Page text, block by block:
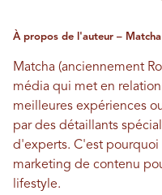
À propos de l'auteur – Matcha
Matcha (anciennement
média qui met en
meilleures expériences
par des détaillants
d'experts. C'est pourquoi
marketing de contenu
lifestyle.